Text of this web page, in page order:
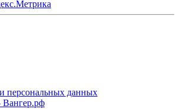
персональных данных
Вангер.рф